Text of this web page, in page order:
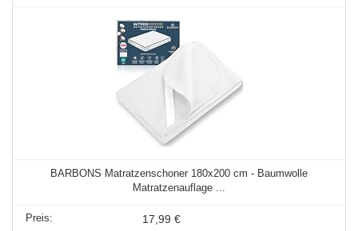
BARBONS Matratzenschoner 180x200 cm - Baumwolle
Matratzenauflage ...
17,99 €